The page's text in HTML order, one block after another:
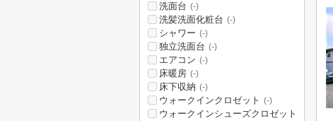
洗面台 (-)
洗髪洗面化粧台 (-)
シャワー (-)
独立洗面台 (-)
エアコン (-)
床暖房 (-)
床下収納 (-)
ウォークインクロゼット (-)
ウォークインシューズクロゼット